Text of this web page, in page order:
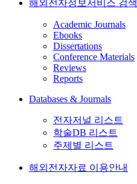
해외전자정보서비스 검색
Academic Journals
Ebooks
Dissertations
Conference Materials
Reviews
Reports
Databases & Journals
전자저널 리스트
학술DB 리스트
주제별 리스트
해외전자자료 이용안내